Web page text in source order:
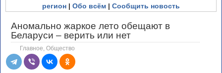
регион | Обо всём | Сообщить новость
Аномально жаркое лето обещают в
Беларуси – верить или нет
Главное Общество